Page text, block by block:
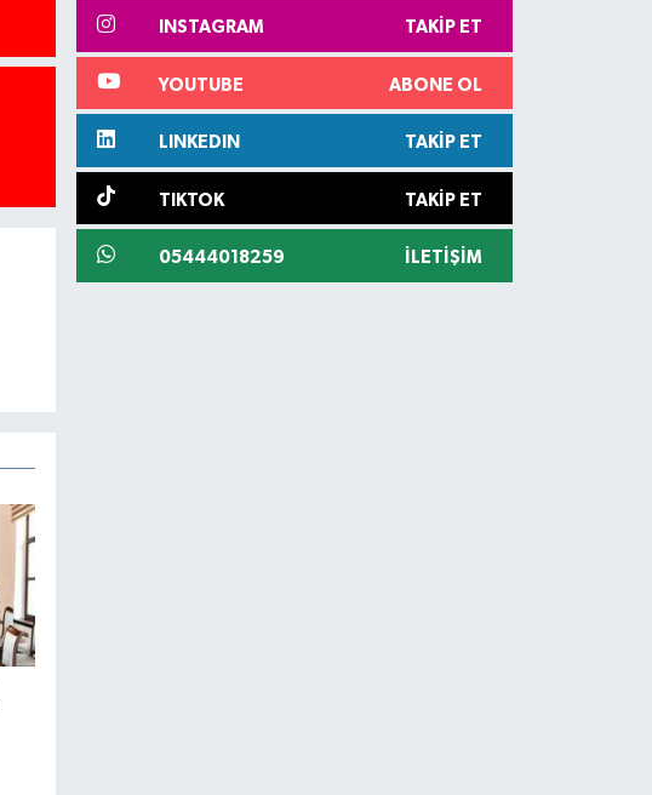
INSTAGRAM TAKIP ET
YOUTUBE ABONE OL
LINKEDIN TAKIP ET
TIKTOK TAKIP ET
05444018259 İLETIŞIM